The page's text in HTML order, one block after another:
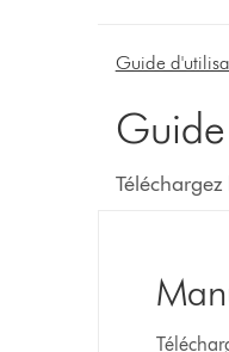
Guide